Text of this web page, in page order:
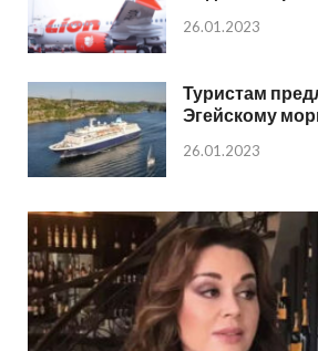
26.01.2023
Туристам
Эгейскому
26.01.2023